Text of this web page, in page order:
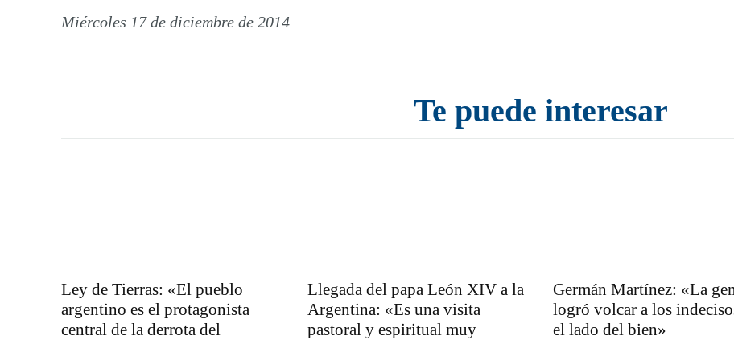
Miércoles 17 de diciembre de 2014
Te puede interesar
Ley de Tierras: «El pueblo
argentino es el protagonista
central de la derrota del
Llegada del papa León XIV a la
Argentina: «Es una visita
pastoral y espiritual muy
Germán Martínez: «La
logró volcar a los
el lado del bien»